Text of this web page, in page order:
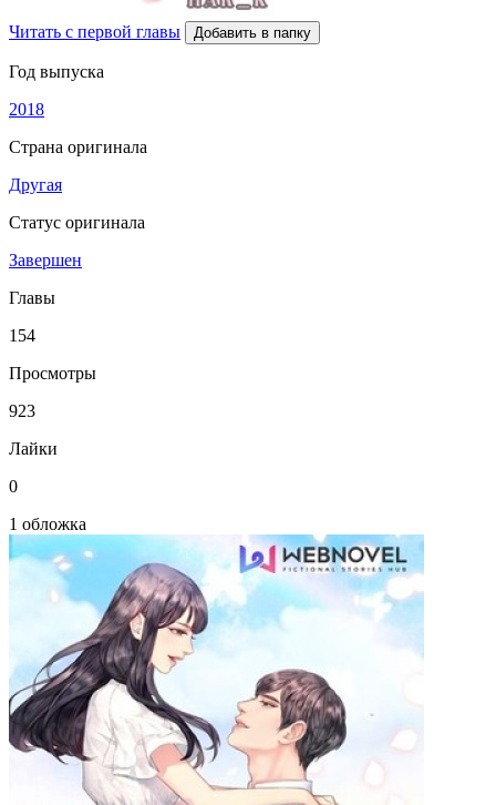
Читать с первой главы Добавить в папку
Год выпуска
2018
Страна оригинала
Другая
Статус оригинала
Завершен
Главы
154
Просмотры
923
Лайки
0
1 обложка